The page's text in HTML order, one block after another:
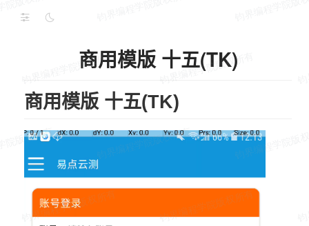
商用模版 十五(TK)
商用模版 十五(TK)